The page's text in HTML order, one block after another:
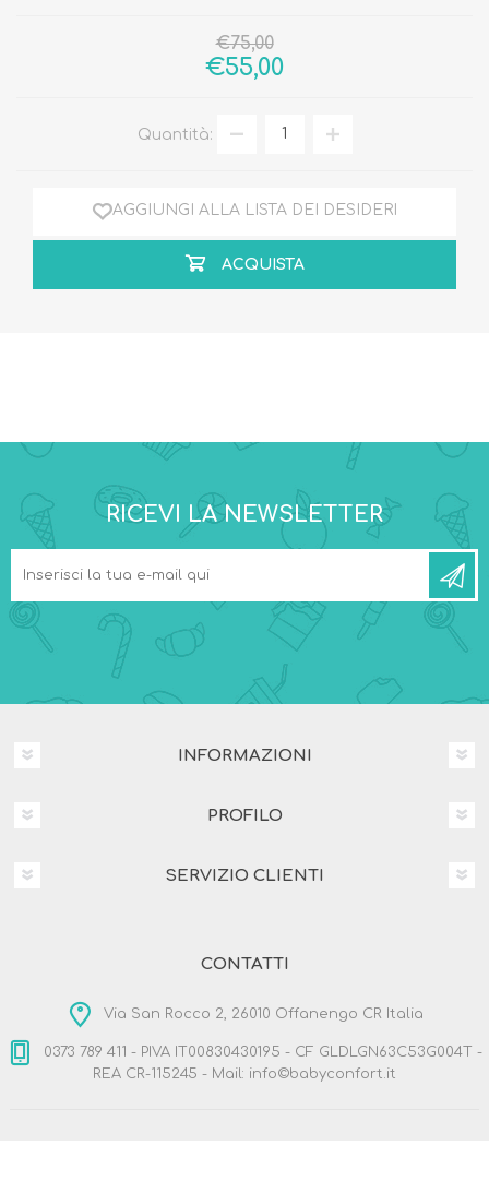
€75,00
€55,00
Quantità:
AGGIUNGI ALLA LISTA DEI DESIDERI
ACQUISTA
RICEVI LA NEWSLETTER
INFORMAZIONI
PROFILO
SERVIZIO CLIENTI
CONTATTI
Via San Rocco 2, 26010 Offanengo CR Italia
0373 789 411 - PIVA IT00830430195 - CF GLDLGN63C53G004T -
REA CR-115245 - Mail: info©babyconfort.it